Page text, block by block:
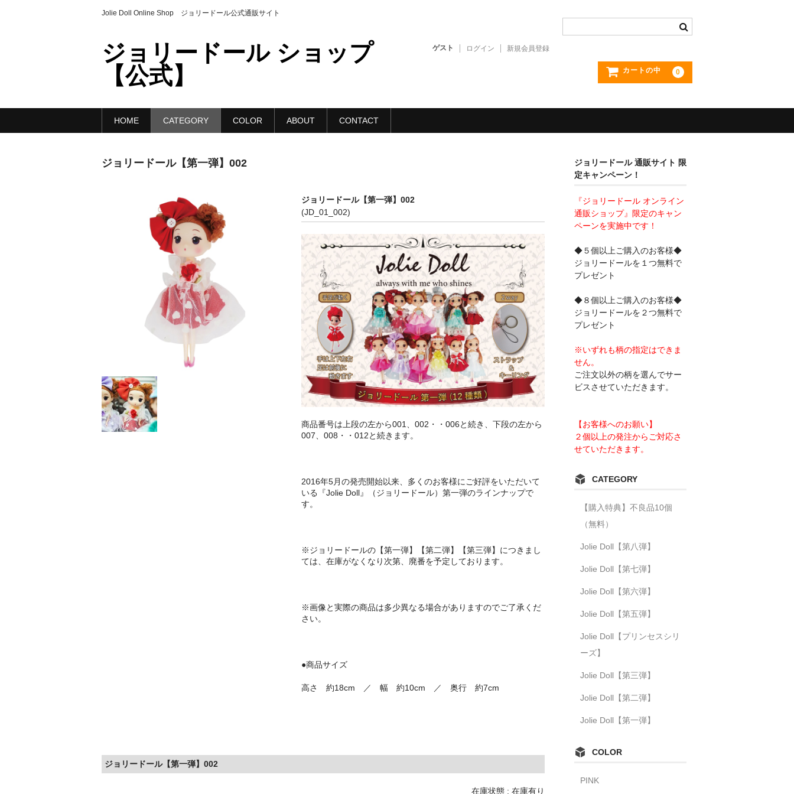
Jolie Doll Online Shop ジョリードール公式通販サイト
ジョリードール ショップ
【公式】
ゲスト ログイン 新規会員登録
カートの中 0
HOME CATEGORY COLOR ABOUT CONTACT
ジョリードール【第一弾】002
ジョリードール【第一弾】002
(JD_01_002)
商品番号は上段の左から001、002・・006と続き、下段の左から
007、008・・012と続きます。
2016年5月の発売開始以来、多くのお客様にご好評をいただいて
いる『Jolie Doll』（ジョリードール）第一弾のラインナップで
す。
※ジョリードールの【第一弾】【第二弾】【第三弾】につきまし
ては、在庫がなくなり次第、廃番を予定しております。
※画像と実際の商品は多少異なる場合がありますのでご了承くだ
さい。
●商品サイズ
高さ 約18cm ／ 幅 約10cm ／ 奥行 約7cm
ジョリードール【第一弾】002
在庫状態 : 在庫有り
ジョリードール 通販サイト 限
定キャンペーン！
『ジョリードール オンライン
通販ショップ』限定のキャン
ペーンを実施中です！
◆５個以上ご購入のお客様◆
ジョリードールを１つ無料で
プレゼント
◆８個以上ご購入のお客様◆
ジョリードールを２つ無料で
プレゼント
※いずれも柄の指定はできま
せん。
ご注文以外の柄を選んでサー
ビスさせていただきます。
【お客様へのお願い】
２個以上の発注からご対応さ
せていただきます。
CATEGORY
【購入特典】不良品10個
（無料）
Jolie Doll【第八弾】
Jolie Doll【第七弾】
Jolie Doll【第六弾】
Jolie Doll【第五弾】
Jolie Doll【プリンセスシリ
ーズ】
Jolie Doll【第三弾】
Jolie Doll【第二弾】
Jolie Doll【第一弾】
COLOR
PINK